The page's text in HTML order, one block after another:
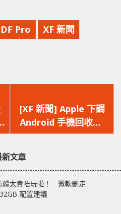
Pro XF 新聞
一
篇
文
[XF 新聞] Apple 下調
Android 手機回收價
iPhone 14、Mac、
新文章
體太貴唔玩啦！ 微軟刪走
配置建議